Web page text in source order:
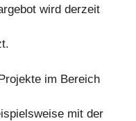
wird derzeit
im Bereich
mit der